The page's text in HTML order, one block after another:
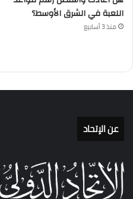
اللعبة في الشرق الأوسط؟
منذ 3 أسابيع
عن الإتحاد